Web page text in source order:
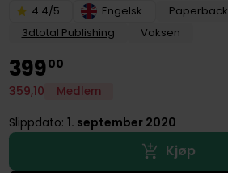
4.4/5 Engelsk
Paperback
3dtotal Publishing
Voksen
39900
359,10 Medlem
Slippdato: 1. september 2020
Kjøp